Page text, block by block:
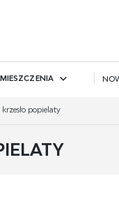
krzesło popielaty